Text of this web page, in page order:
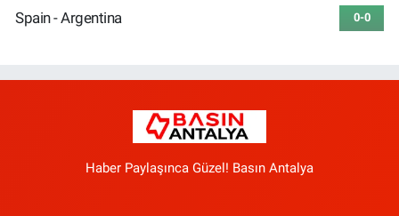
Spain - Argentina
0-0
Haber Paylaşınca Güzel! Basın Antalya